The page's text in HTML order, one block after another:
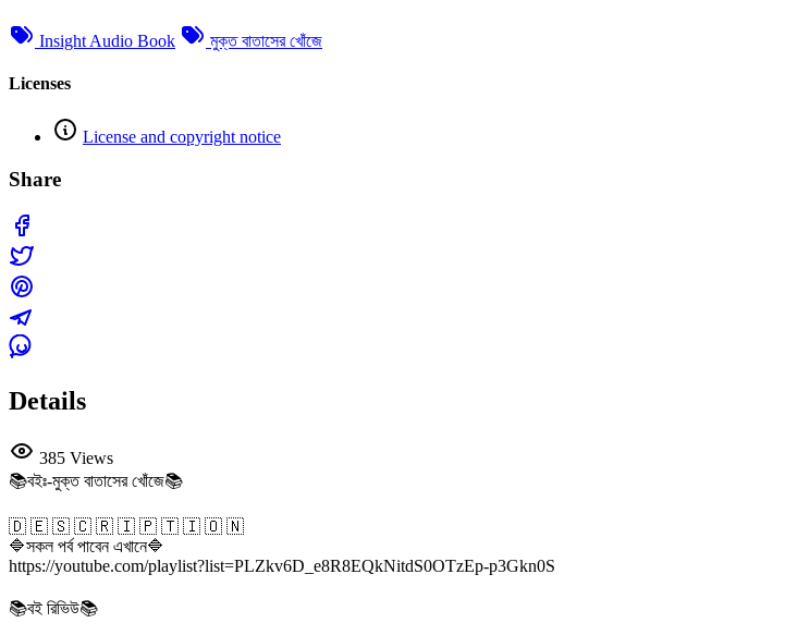
Insight Audio Book মুক্ত বাতাসের খোঁজে
Licenses
License and copyright notice
Share
Details
385 Views
📚বইঃ-মুক্ত বাতাসের খোঁজে📚
🇩 🇪 🇸 🇨 🇷 🇮 🇵 🇹 🇮 🇴 🇳
🔷সকল পর্ব পাবেন এখানে🔷
https://youtube.com/playlist?list=PLZkv6D_e8R8EQkNitdS0OTzEp-p3Gkn0S
📚বই রিভিউ📚